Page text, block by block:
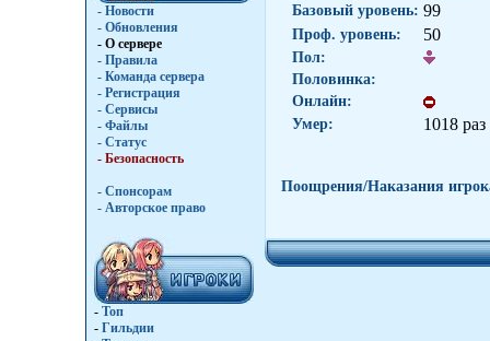
- Новости
- Обновления
- О сервере
- Правила
- Команда сервера
- Регистрация
- Сервисы
- Файлы
- Статус
- Безопасность
- Спонсорам
- Авторское право
- Топ
- Гильдии
Базовый уровень: 99
Проф. уровень: 50
Пол:
Половинка:
Онлайн:
Умер:
1018 раз
Поощрения/Наказания